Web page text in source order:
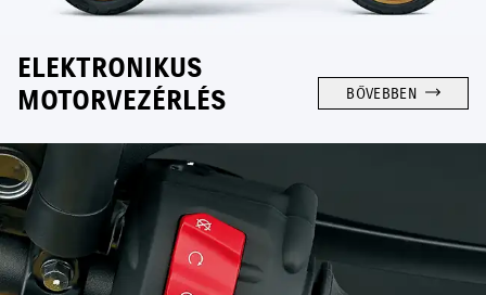
ELEKTRONIKUS
MOTORVEZÉRLÉS
BŐVEBBEN